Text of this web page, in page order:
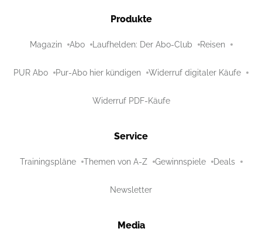
Produkte
Magazin Abo Laufhelden: Der Abo-Club Reisen
PUR Abo Pur-Abo hier kündigen Widerruf digitaler Käufe
Widerruf PDF-Käufe
Service
Trainingspläne Themen von A-Z Gewinnspiele Deals
Newsletter
Media